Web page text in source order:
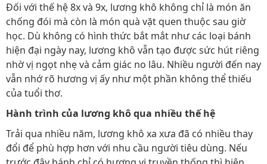
Đối với thế hệ 8x và 9x, lương khô không chỉ là món ăn
chống đói mà còn là món quà vặt quen thuộc sau giờ
học. Dù không có hình thức bắt mắt như các loại bánh
hiện đại ngày nay, lương khô vẫn tạo được sức hút riêng
nhờ vị ngọt nhẹ và cảm giác no lâu. Nhiều người đến nay
vẫn nhớ rõ hương vị ấy như một phần không thể thiếu
của tuổi thơ.
Hành trình của lương khô qua nhiều thế hệ
Trải qua nhiều năm, lương khô xa xưa đã có nhiều thay
đổi để phù hợp hơn với nhu cầu người tiêu dùng. Nếu